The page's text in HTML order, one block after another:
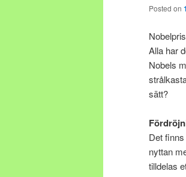
Posted on
Alla har
Nobels
sätt?
Det
nyttan
tilldelas